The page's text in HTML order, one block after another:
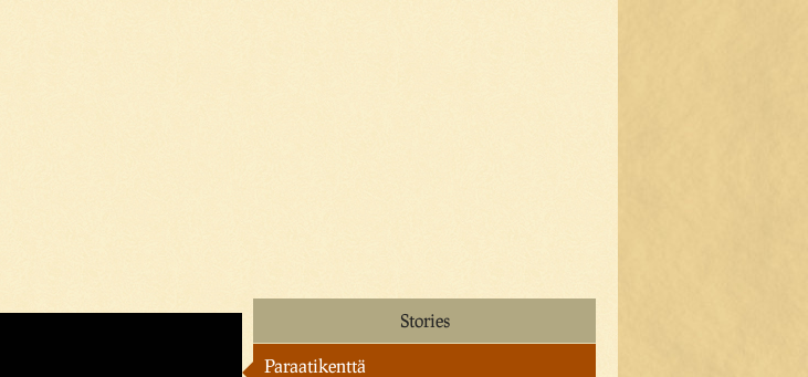
Stories
Paraatikenttä